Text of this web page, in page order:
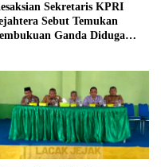
Sekretaris KPRI
Sebut Temukan
Ganda Diduga